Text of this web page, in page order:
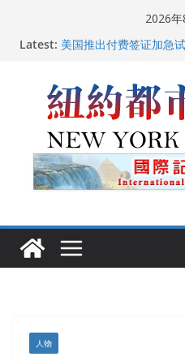
2026
Latest: 再次访华
纽约启动“Fix the City”
美国最高法院维持“出生
人！
FBI联合纽约警方突袭多
败刑事调查
人物